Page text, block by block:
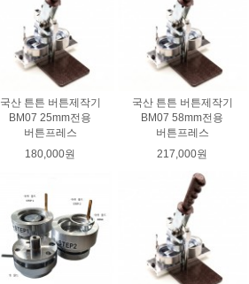
국산 튼튼 버튼제작기
BM07 25mm전용
버튼프레스
180,000원
국산 튼튼 버튼제작기
BM07 58mm전용
버튼프레스
217,000원